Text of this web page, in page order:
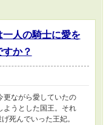
一人の騎士に愛を
か？
更ながら愛していたの
ようとした国王。それ
死んでいった王妃。